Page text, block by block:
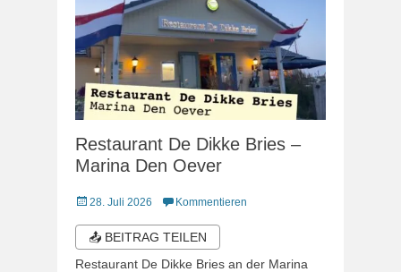
Restaurant De Dikke Bries –
Marina Den Oever
Veröffentlicht
28. Juli 2026 Kommentieren
📤 BEITRAG TEILEN
Restaurant De Dikke Bries an der Marina